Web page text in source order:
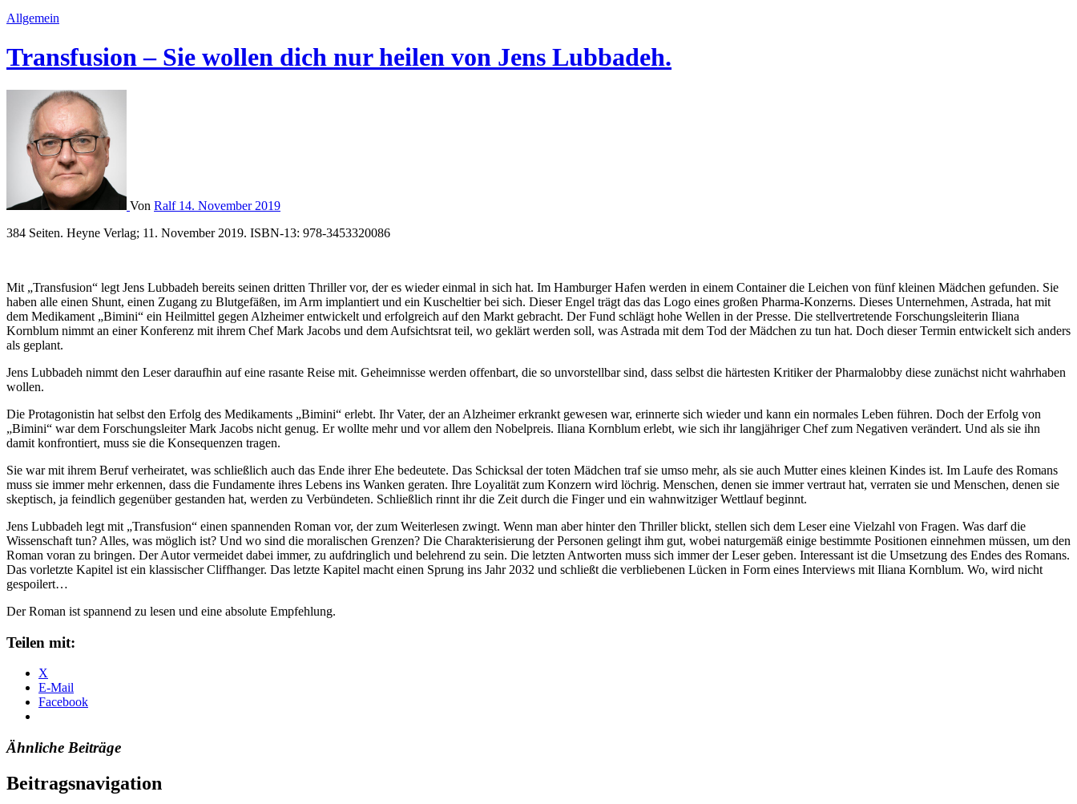
Allgemein
Transfusion – Sie wollen dich nur heilen von Jens Lubbadeh.
Von Ralf 14. November 2019
384 Seiten. Heyne Verlag; 11. November 2019. ISBN-13: 978-3453320086
Mit „Transfusion“ legt Jens Lubbadeh bereits seinen dritten Thriller vor, der es wieder einmal in sich hat. Im Hamburger Hafen werden in einem Container die Leichen von fünf kleinen Mädchen gefunden. Sie
haben alle einen Shunt, einen Zugang zu Blutgefäßen, im Arm implantiert und ein Kuscheltier bei sich. Dieser Engel trägt das das Logo eines großen Pharma-Konzerns. Dieses Unternehmen, Astrada, hat mit
dem Medikament „Bimini“ ein Heilmittel gegen Alzheimer entwickelt und erfolgreich auf den Markt gebracht. Der Fund schlägt hohe Wellen in der Presse. Die stellvertretende Forschungsleiterin Iliana
Kornblum nimmt an einer Konferenz mit ihrem Chef Mark Jacobs und dem Aufsichtsrat teil, wo geklärt werden soll, was Astrada mit dem Tod der Mädchen zu tun hat. Doch dieser Termin entwickelt sich anders
als geplant.
Jens Lubbadeh nimmt den Leser daraufhin auf eine rasante Reise mit. Geheimnisse werden offenbart, die so unvorstellbar sind, dass selbst die härtesten Kritiker der Pharmalobby diese zunächst nicht wahrhaben
wollen.
Die Protagonistin hat selbst den Erfolg des Medikaments „Bimini“ erlebt. Ihr Vater, der an Alzheimer erkrankt gewesen war, erinnerte sich wieder und kann ein normales Leben führen. Doch der Erfolg von
„Bimini“ war dem Forschungsleiter Mark Jacobs nicht genug. Er wollte mehr und vor allem den Nobelpreis. Iliana Kornblum erlebt, wie sich ihr langjähriger Chef zum Negativen verändert. Und als sie ihn
damit konfrontiert, muss sie die Konsequenzen tragen.
Sie war mit ihrem Beruf verheiratet, was schließlich auch das Ende ihrer Ehe bedeutete. Das Schicksal der toten Mädchen traf sie umso mehr, als sie auch Mutter eines kleinen Kindes ist. Im Laufe des Romans
muss sie immer mehr erkennen, dass die Fundamente ihres Lebens ins Wanken geraten. Ihre Loyalität zum Konzern wird löchrig. Menschen, denen sie immer vertraut hat, verraten sie und Menschen, denen sie
skeptisch, ja feindlich gegenüber gestanden hat, werden zu Verbündeten. Schließlich rinnt ihr die Zeit durch die Finger und ein wahnwitziger Wettlauf beginnt.
Jens Lubbadeh legt mit „Transfusion“ einen spannenden Roman vor, der zum Weiterlesen zwingt. Wenn man aber hinter den Thriller blickt, stellen sich dem Leser eine Vielzahl von Fragen. Was darf die
Wissenschaft tun? Alles, was möglich ist? Und wo sind die moralischen Grenzen? Die Charakterisierung der Personen gelingt ihm gut, wobei naturgemäß einige bestimmte Positionen einnehmen müssen, um den
Roman voran zu bringen. Der Autor vermeidet dabei immer, zu aufdringlich und belehrend zu sein. Die letzten Antworten muss sich immer der Leser geben. Interessant ist die Umsetzung des Endes des Romans.
Das vorletzte Kapitel ist ein klassischer Cliffhanger. Das letzte Kapitel macht einen Sprung ins Jahr 2032 und schließt die verbliebenen Lücken in Form eines Interviews mit Iliana Kornblum. Wo, wird nicht
gespoilert…
Der Roman ist spannend zu lesen und eine absolute Empfehlung.
Teilen mit:
X
E-Mail
Facebook
Ähnliche Beiträge
Beitragsnavigation